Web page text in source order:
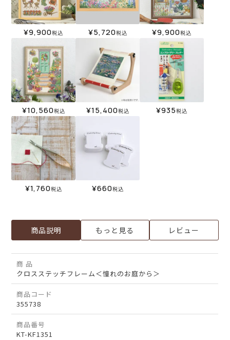
¥9,900税込 ¥5,720税込 ¥9,900税込
¥10,560税込 ¥15,400税込 ¥935税込
¥1,760税込 ¥660税込
商品説明 もっと見る レビュー
商 品
クロスステッチフレーム＜憧れのお庭から＞
商品コード
355738
商品番号
KT-KF1351